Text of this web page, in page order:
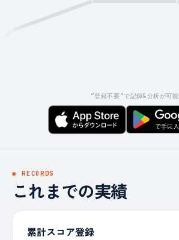
“登録不要“で記録&分析が可能
◉ RECORDS
これまでの実績
累計スコア登録